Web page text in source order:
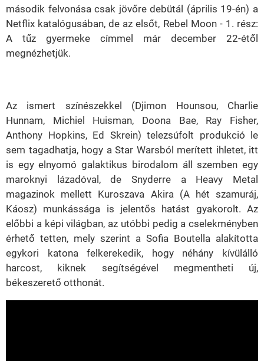
második felvonása csak jövőre debütál (április 19-én) a
Netflix katalógusában, de az elsőt, Rebel Moon - 1. rész:
A tűz gyermeke címmel már december 22-étől
megnézhetjük.
Az ismert színészekkel (Djimon Hounsou, Charlie
Hunnam, Michiel Huisman, Doona Bae, Ray Fisher,
Anthony Hopkins, Ed Skrein) telezsúfolt produkció le
sem tagadhatja, hogy a Star Warsból merített ihletet, itt
is egy elnyomó galaktikus birodalom áll szemben egy
maroknyi lázadóval, de Snyderre a Heavy Metal
magazinok mellett Kuroszava Akira (A hét szamuráj,
Káosz) munkássága is jelentős hatást gyakorolt. Az
előbbi a képi világban, az utóbbi pedig a cselekményben
érhető tetten, mely szerint a Sofia Boutella alakította
egykori katona felkerekedik, hogy néhány kívülálló
harcost, kiknek segítségével megmentheti új,
békeszerető otthonát.